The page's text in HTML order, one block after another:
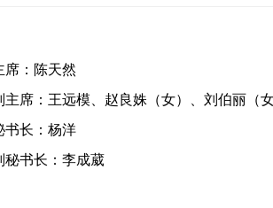
陈天然
王远模、赵良姝（女）、刘伯丽（女
：杨洋
长：李成葳